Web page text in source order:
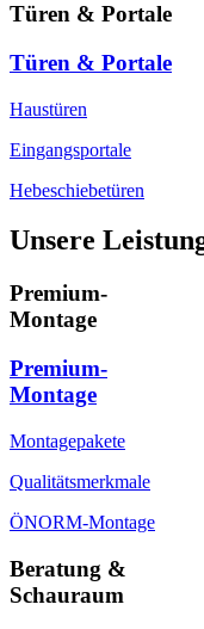
Türen & Portale
Türen & Portale
Haustüren
Eingangsportale
Hebeschiebetüren
Unsere
Premium-
Montage
Premium-
Montage
Montagepakete
Qualitätsmerkmale
ÖNORM-Montage
Beratung &
Schauraum